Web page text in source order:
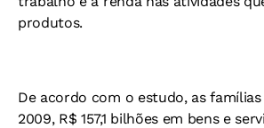
produtos.
De acordo com o estudo, as
2009, R$ 157,1 bilhões em bens e